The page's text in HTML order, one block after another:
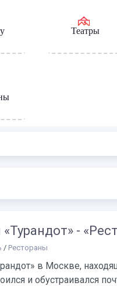
Театры
«Турандот» -
/ Рестораны
в Москве,
и обустраивался